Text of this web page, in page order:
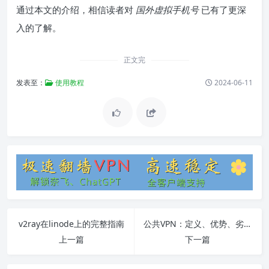
通过本文的介绍，相信读者对 国外虚拟手机号已有了更深
入的了解。
正文完
发表至： 使用教程 2024-06-11
v2ray在linode上的完整指南
上一篇
公共VPN：定义、优势、劣势、使用注意事项及FAQ
下一篇